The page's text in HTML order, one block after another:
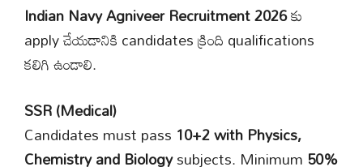
Indian Navy Agniveer Recruitment 2026కు
apply చేయడానికి candidates క్రింది qualifications
కలిగి ఉండాలి.
SSR (Medical)
Candidates must pass 10+2 with Physics,
Chemistry and Biologysubjects. Minimum 50%